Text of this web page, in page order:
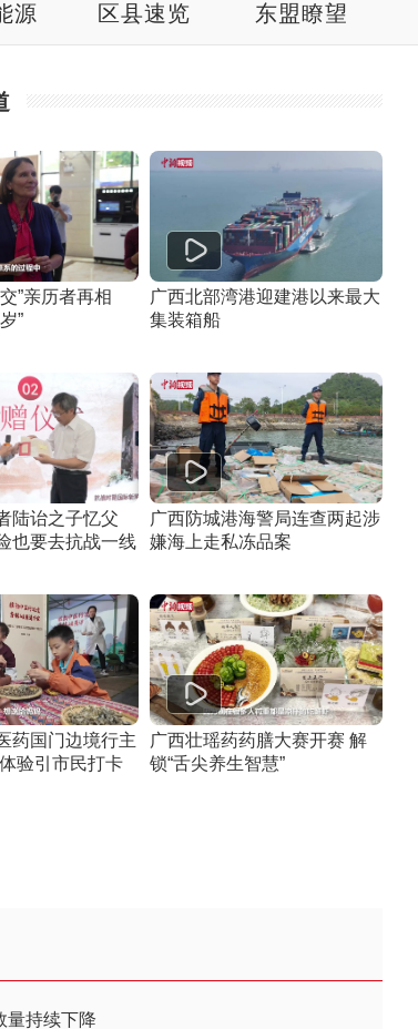
源 区县速览 东盟瞭望
”亲历者再相
”
广西北部湾港迎建港以来最大
集装箱船
陆诒之子忆父
也要去抗战一线
广西防城港海警局连查两起涉
嫌海上走私冻品案
药国门边境行主
验引市民打卡
广西壮瑶药药膳大赛开赛 解
锁“舌尖养生智慧”
量持续下降